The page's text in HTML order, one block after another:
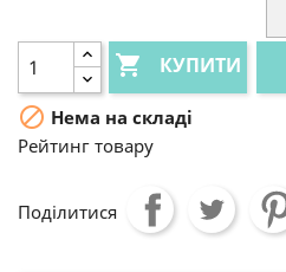
 КУПИТИ
 Нема на складі
Рейтинг товару
Поділитися